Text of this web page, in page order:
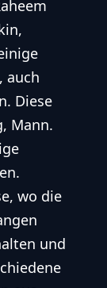
auch
Diese
Mann.
wo die
und